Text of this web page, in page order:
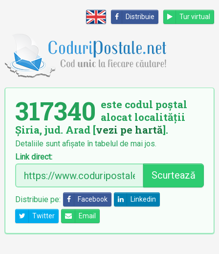
Distribuie Tur virtual
317340 este codul poștal
alocat localității
Șiria, jud. Arad [vezi pe hartă].
Detaliile sunt afișate în tabelul de mai jos.
Link direct:
Scurtează
Distribuie pe: Facebook Linkedin
Twitter Email